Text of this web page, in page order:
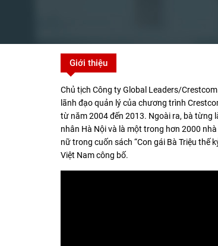
Giới thiệu
Chủ tịch Công ty Global Leaders/
lãnh đạo quản lý của chương trình
từ năm 2004 đến 2013. Ngoài ra, bà từng
nhân Hà Nội và là một trong hơn 2000
nữ trong cuốn sách “Con gái Bà Triệu thế
Việt Nam công bố.